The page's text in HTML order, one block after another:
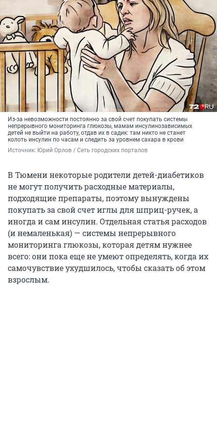
Из-за невозможности постоянно за свой счет покупать системы
непрерывного мониторинга глюкозы, мамам инсулинозависимых
детей не выйти на работу, отдав их в садик: там никто не станет
колоть инсулин по часам и следить за уровнем сахара в крови
Источник: Юрий Орлов / Сеть городских порталов
В Тюмени некоторые родители детей-диабетиков
не могут получить расходные материалы,
подходящие препараты, поэтому вынуждены
покупать за свой счет иглы для шприц-ручек, а
иногда и сам инсулин. Отдельная статья расходов
(и немаленькая) — системы непрерывного
мониторинга глюкозы, которая детям нужнее
всего: они пока еще не умеют определять, когда их
самочувствие ухудшилось, чтобы сказать об этом
взрослым.